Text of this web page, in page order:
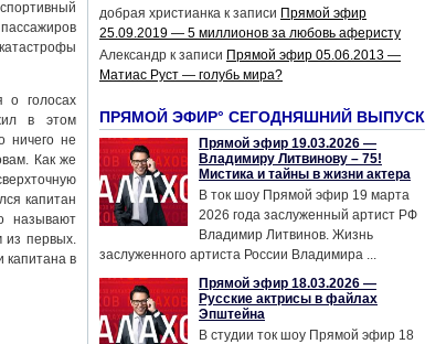
о голосах
в этом
ничего не
Как же
капитан
называют
из первых.
капитана в
добрая христианка к записи Прямой эфир
25.09.2019 — 5 миллионов за любовь аферисту
Александр к записи Прямой эфир 05.06.2013 —
Матиас Руст — голубь мира?
ПРЯМОЙ ЭФИР° СЕГОДНЯШНИЙ ВЫПУСК
Прямой эфир 19.03.2026 —
Владимиру Литвинову – 75!
Мистика и тайны в жизни актера
В ток шоу Прямой эфир 19 марта
2026 года заслуженный артист РФ
Владимир Литвинов. Жизнь
заслуженного артиста России Владимира ...
Прямой эфир 18.03.2026 —
Русские актрисы в файлах
Эпштейна
В студии ток шоу Прямой эфир 18